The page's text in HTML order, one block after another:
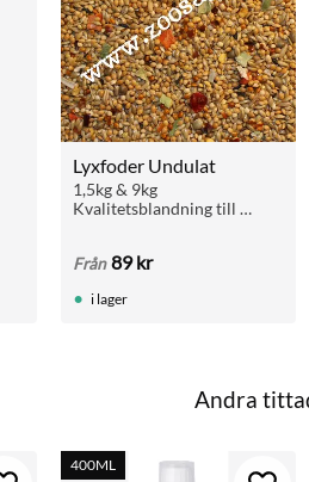
Lyxfoder Undulat
1,5kg & 9kg
Kvalitetsblandning till
ingredienser och "extra
Från 89kr
i lager
Andra
400ML